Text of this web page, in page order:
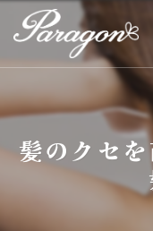
髪のクセ